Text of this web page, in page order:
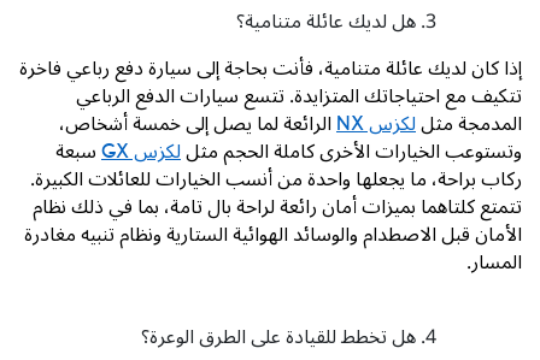
هل لديك عائلة متنامية؟
إذا كان لديك عائلة متنامية، فأنت بحاجة إلى سيارة دفع رباعي فاخرة
تتكيف مع احتياجاتك المتزايدة. تتسع سيارات الدفع الرباعي
المدمجة مثللكزسNXالرائعة لما يصل إلى خمسة أشخاص،
وتستوعب الخيارات الأخرى كاملة الحجم مثللكزسGXسبعة
ركاب براحة، ما يجعلها واحدة من أنسب الخيارات للعائلات الكبيرة.
تتمتع كلتاهما بميزات أمان رائعة لراحة بال تامة، بما في ذلك نظام
الأمان قبل الاصطدام والوسائد الهوائية الستارية ونظام تنبيه مغادرة
المسار.
هل تخطط للقيادة على الطرق الوعرة؟